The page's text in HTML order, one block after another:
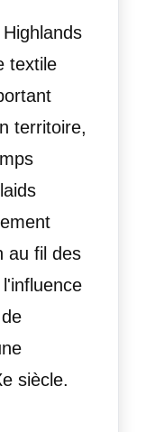
textile
territoire,
au fil des
siècle.